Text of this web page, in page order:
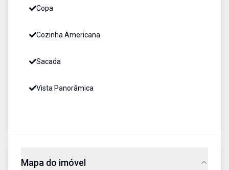
Copa
Cozinha Americana
Sacada
Vista Panorâmica
Mapa do imóvel